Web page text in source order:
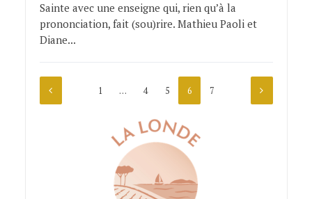
Sainte avec une enseigne qui, rien qu’à la
prononciation, fait (sou)rire. Mathieu Paoli et
Diane...
1 … 4 5 6 7